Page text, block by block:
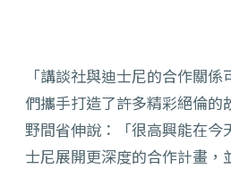
「講談社與迪士尼的合作關
們攜手打造了許多精彩絕倫的
野間省伸說：「很高興能在今
士尼展開更深度的合作計畫